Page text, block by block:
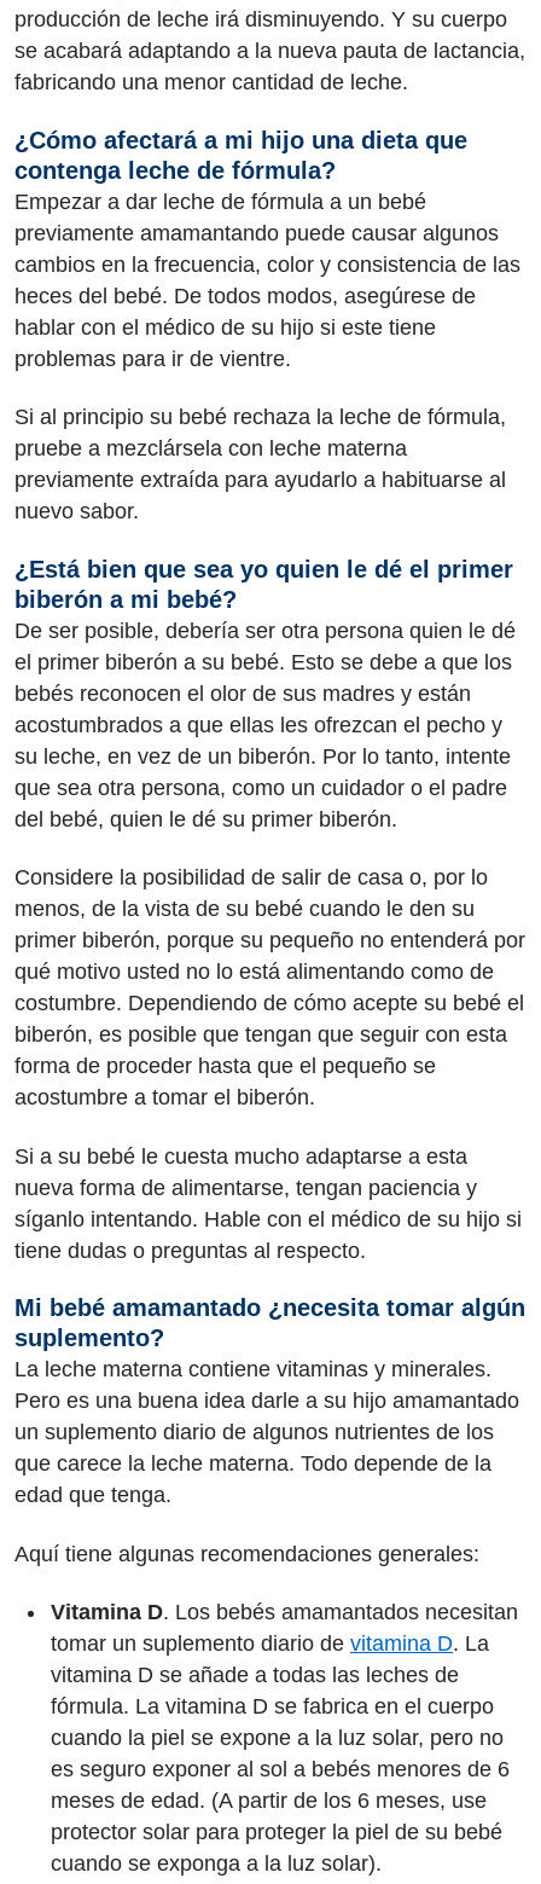
producción de leche irá disminuyendo. Y su cuerpo
se acabará adaptando a la nueva pauta de lactancia,
fabricando una menor cantidad de leche.
¿Cómo afectará a mi hijo una dieta que
contenga leche de fórmula?
Empezar a dar leche de fórmula a un bebé
previamente amamantando puede causar algunos
cambios en la frecuencia, color y consistencia de las
heces del bebé. De todos modos, asegúrese de
hablar con el médico de su hijo si este tiene
problemas para ir de vientre.
Si al principio su bebé rechaza la leche de fórmula,
pruebe a mezclársela con leche materna
previamente extraída para ayudarlo a habituarse al
nuevo sabor.
¿Está bien que sea yo quien le dé el primer
biberón a mi bebé?
De ser posible, debería ser otra persona quien le dé
el primer biberón a su bebé. Esto se debe a que los
bebés reconocen el olor de sus madres y están
acostumbrados a que ellas les ofrezcan el pecho y
su leche, en vez de un biberón. Por lo tanto, intente
que sea otra persona, como un cuidador o el padre
del bebé, quien le dé su primer biberón.
Considere la posibilidad de salir de casa o, por lo
menos, de la vista de su bebé cuando le den su
primer biberón, porque su pequeño no entenderá por
qué motivo usted no lo está alimentando como de
costumbre. Dependiendo de cómo acepte su bebé el
biberón, es posible que tengan que seguir con esta
forma de proceder hasta que el pequeño se
acostumbre a tomar el biberón.
Si a su bebé le cuesta mucho adaptarse a esta
nueva forma de alimentarse, tengan paciencia y
síganlo intentando. Hable con el médico de su hijo si
tiene dudas o preguntas al respecto.
Mi bebé amamantado ¿necesita tomar algún
suplemento?
La leche materna contiene vitaminas y minerales.
Pero es una buena idea darle a su hijo amamantado
un suplemento diario de algunos nutrientes de los
que carece la leche materna. Todo depende de la
edad que tenga.
Aquí tiene algunas recomendaciones generales:
Vitamina D. Los bebés amamantados necesitan
tomar un suplemento diario de vitamina D. La
vitamina D se añade a todas las leches de
fórmula. La vitamina D se fabrica en el cuerpo
cuando la piel se expone a la luz solar, pero no
es seguro exponer al sol a bebés menores de 6
meses de edad. (A partir de los 6 meses, use
protector solar para proteger la piel de su bebé
cuando se exponga a la luz solar).